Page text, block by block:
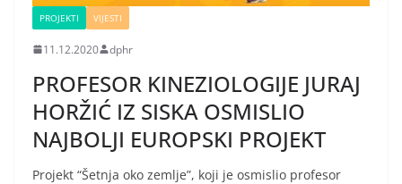
PROJEKTI VIJESTI
11.12.2020 dphr
PROFESOR KINEZIOLOGIJE JURAJ
HORŽIĆ IZ SISKA OSMISLIO
NAJBOLJI EUROPSKI PROJEKT
Projekt “Šetnja oko zemlje”, koji je osmislio profesor